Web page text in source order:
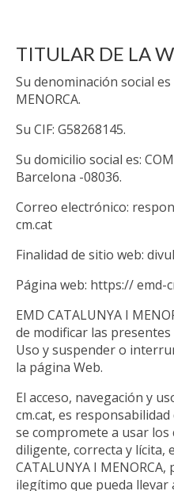
TITULAR DE LA
Su denominación social es
MENORCA.
Su CIF: G58268145.
Su domicilio social es:
Barcelona -08036.
Correo electrónico:
cm.cat
Finalidad de sitio web:
Página web: https:// emd-
EMD CATALUNYA I
de modificar las
Uso y suspender o
la página Web.
El acceso, navegación y
cm.cat, es
se compromete a usar
diligente, correcta y lícita,
CATALUNYA I
ilegítimo que pueda llevar